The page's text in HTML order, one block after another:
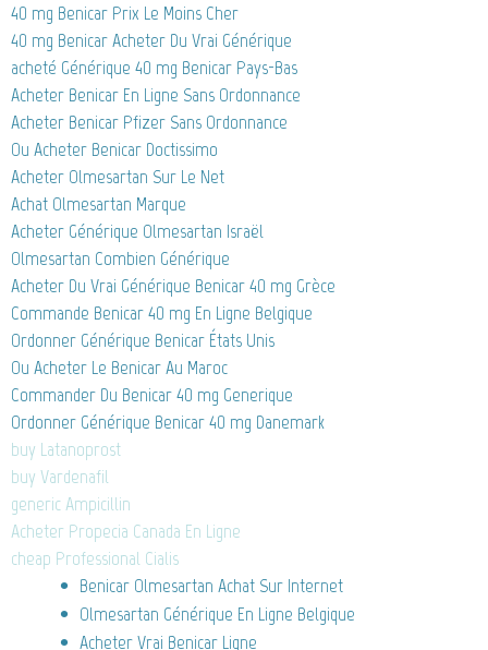
40 mg Benicar Prix Le Moins Cher
40 mg Benicar Acheter Du Vrai Générique
acheté Générique 40 mg Benicar Pays-Bas
Acheter Benicar En Ligne Sans Ordonnance
Acheter Benicar Pfizer Sans Ordonnance
Ou Acheter Benicar Doctissimo
Acheter Olmesartan Sur Le Net
Achat Olmesartan Marque
Acheter Générique Olmesartan Israël
Olmesartan Combien Générique
Acheter Du Vrai Générique Benicar 40 mg Grèce
Commande Benicar 40 mg En Ligne Belgique
Ordonner Générique Benicar États Unis
Ou Acheter Le Benicar Au Maroc
Commander Du Benicar 40 mg Generique
Ordonner Générique Benicar 40 mg Danemark
buy Latanoprost
buy Vardenafil
generic Ampicillin
Acheter Propecia Canada En Ligne
cheap Professional Cialis
Benicar Olmesartan Achat Sur Internet
Olmesartan Générique En Ligne Belgique
Acheter Vrai Benicar Ligne